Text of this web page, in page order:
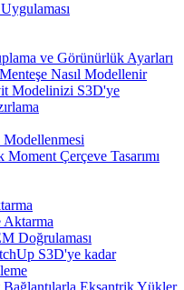
ve Görünürlük Ayarları
Nasıl Modellenir
Modelinizi S3D'ye
Modellenmesi
Çerçeve Tasarımı
Aktarma
Doğrulaması
S3D'ye kadar